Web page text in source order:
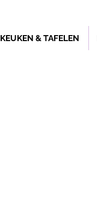
KEUKEN & TAFELEN